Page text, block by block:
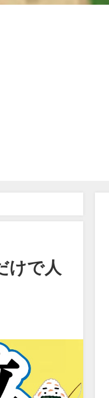
けで人